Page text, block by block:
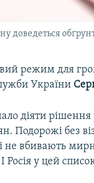
доведеться
режим для
України
діяти
Подорожі без
не вбивають
Росія у цей